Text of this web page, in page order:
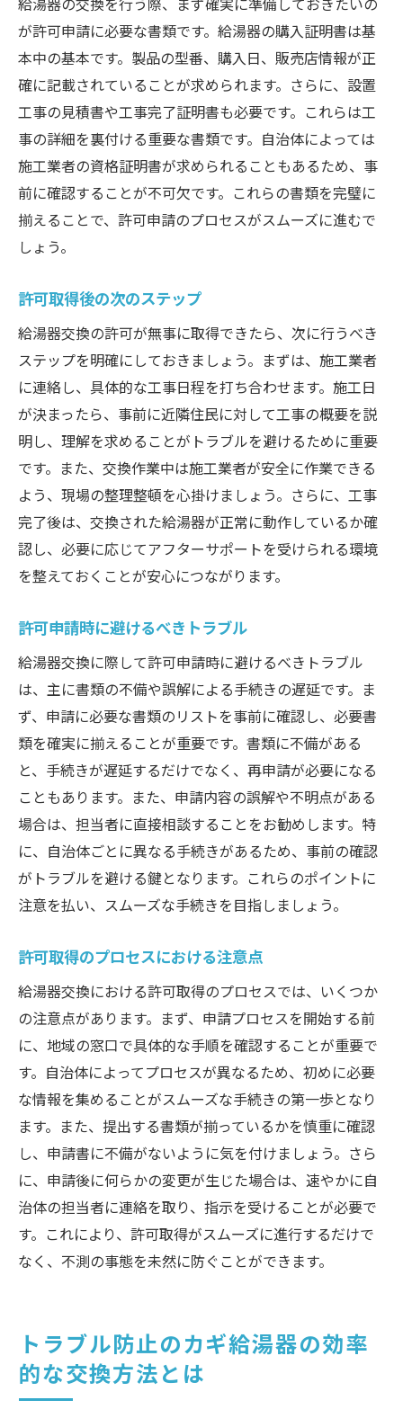
が許可申請に必要な書類です。給湯器の購入証明書は基
本中の基本です。製品の型番、購入日、販売店情報が正
確に記載されていることが求められます。さらに、設置
工事の見積書や工事完了証明書も必要です。これらは工
事の詳細を裏付ける重要な書類です。自治体によっては
施工業者の資格証明書が求められることもあるため、事
前に確認することが不可欠です。これらの書類を完璧に
揃えることで、許可申請のプロセスがスムーズに進むで
しょう。
許可取得後の次のステップ
給湯器交換の許可が無事に取得できたら、次に行うべき
ステップを明確にしておきましょう。まずは、施工業者
に連絡し、具体的な工事日程を打ち合わせます。施工日
が決まったら、事前に近隣住民に対して工事の概要を説
明し、理解を求めることがトラブルを避けるために重要
です。また、交換作業中は施工業者が安全に作業できる
よう、現場の整理整頓を心掛けましょう。さらに、工事
完了後は、交換された給湯器が正常に動作しているか確
認し、必要に応じてアフターサポートを受けられる環境
を整えておくことが安心につながります。
許可申請時に避けるべきトラブル
給湯器交換に際して許可申請時に避けるべきトラブル
は、主に書類の不備や誤解による手続きの遅延です。ま
ず、申請に必要な書類のリストを事前に確認し、必要書
類を確実に揃えることが重要です。書類に不備がある
と、手続きが遅延するだけでなく、再申請が必要になる
こともあります。また、申請内容の誤解や不明点がある
場合は、担当者に直接相談することをお勧めします。特
に、自治体ごとに異なる手続きがあるため、事前の確認
がトラブルを避ける鍵となります。これらのポイントに
注意を払い、スムーズな手続きを目指しましょう。
許可取得のプロセスにおける注意点
給湯器交換における許可取得のプロセスでは、いくつか
の注意点があります。まず、申請プロセスを開始する前
に、地域の窓口で具体的な手順を確認することが重要で
す。自治体によってプロセスが異なるため、初めに必要
な情報を集めることがスムーズな手続きの第一歩となり
ます。また、提出する書類が揃っているかを慎重に確認
し、申請書に不備がないように気を付けましょう。さら
に、申請後に何らかの変更が生じた場合は、速やかに自
治体の担当者に連絡を取り、指示を受けることが必要で
す。これにより、許可取得がスムーズに進行するだけで
なく、不測の事態を未然に防ぐことができます。
トラブル防止のカギ給湯器の効率
的な交換方法とは